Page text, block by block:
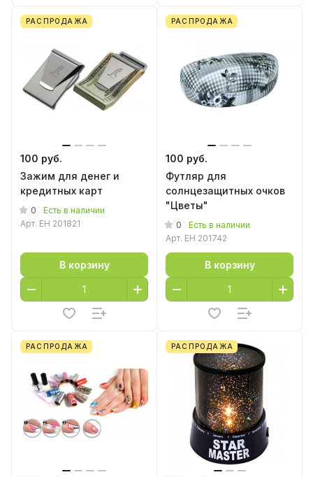
РАСПРОДАЖА
100 руб.
Зажим для денег и
кредитных карт
0
Есть в наличии
Арт. EH 201821
В корзину
РАСПРОДАЖА
100 руб.
Футляр для
солнцезащитных очков
"Цветы"
0
Есть в наличии
Арт. EH 201742
В корзину
РАСПРОДАЖА РАСПРОДАЖА